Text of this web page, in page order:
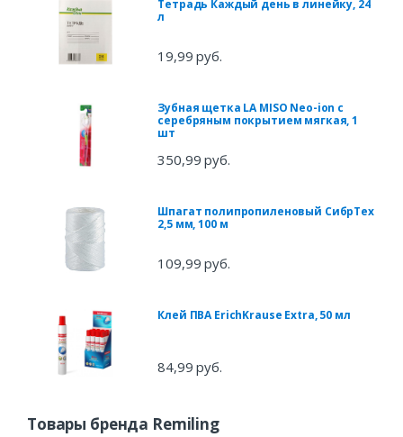
Тетрадь Каждый день в линейку, 24
л
19,99 руб.
Зубная щетка LA MISO Neo-ion с
серебряным покрытием мягкая, 1
шт
350,99 руб.
Шпагат полипропиленовый СибрТех
2,5 мм, 100 м
109,99 руб.
Клей ПВА ErichKrause Extra, 50 мл
84,99 руб.
Товары бренда Remiling